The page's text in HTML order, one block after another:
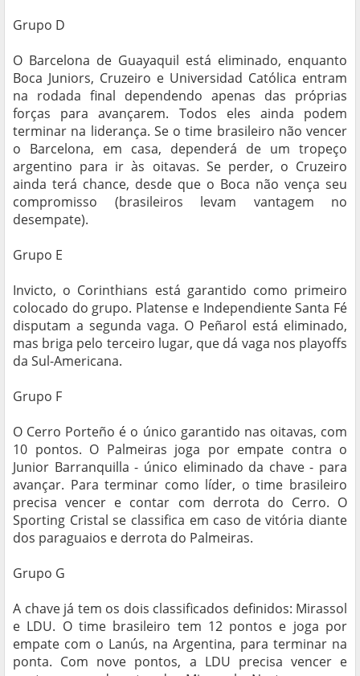
Grupo D
O Barcelona de Guayaquil está eliminado, enquanto
Boca Juniors, Cruzeiro e Universidad Católica entram
na rodada final dependendo apenas das próprias
forças para avançarem. Todos eles ainda podem
terminar na liderança. Se o time brasileiro não vencer
o Barcelona, em casa, dependerá de um tropeço
argentino para ir às oitavas. Se perder, o Cruzeiro
ainda terá chance, desde que o Boca não vença seu
compromisso (brasileiros levam vantagem no
desempate).
Grupo E
Invicto, o Corinthians está garantido como primeiro
colocado do grupo. Platense e Independiente Santa Fé
disputam a segunda vaga. O Peñarol está eliminado,
mas briga pelo terceiro lugar, que dá vaga nos playoffs
da Sul-Americana.
Grupo F
O Cerro Porteño é o único garantido nas oitavas, com
10 pontos. O Palmeiras joga por empate contra o
Junior Barranquilla - único eliminado da chave - para
avançar. Para terminar como líder, o time brasileiro
precisa vencer e contar com derrota do Cerro. O
Sporting Cristal se classifica em caso de vitória diante
dos paraguaios e derrota do Palmeiras.
Grupo G
A chave já tem os dois classificados definidos: Mirassol
e LDU. O time brasileiro tem 12 pontos e joga por
empate com o Lanús, na Argentina, para terminar na
ponta. Com nove pontos, a LDU precisa vencer e